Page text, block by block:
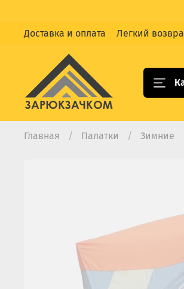
Доставка и оплата
Легкий
Главная Палатки Зимние